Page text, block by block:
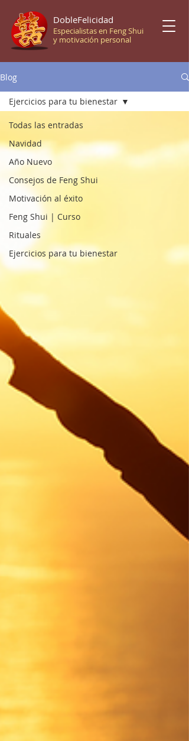
DobleFelicidad
Especialistas en Feng Shui
y motivación personal
Blog
Todas las entradas
Navidad
Año Nuevo
Consejos de Feng Shui
Motivación al éxito
Feng Shui | Curso
Rituales
Ejercicios para tu bienestar
Ejercicios para tu bienestar